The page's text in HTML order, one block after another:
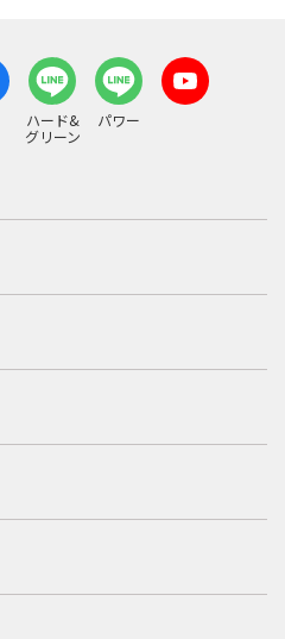
ハード&
グリーン
パワー